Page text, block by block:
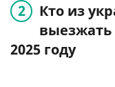
Кто из
2025 году